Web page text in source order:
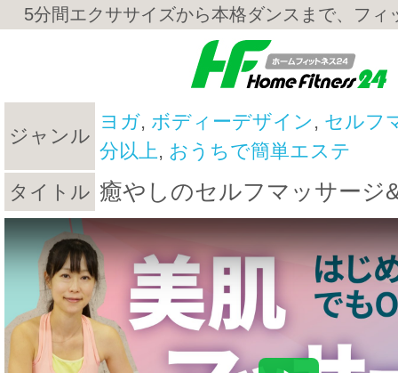
5分間エクササイズから本格ダンスまで、フィ
ジャンル
ヨガ, ボディーデザイン , セルフ
分以上, おうちで簡単エステ
タイトル 癒やしのセルフマッサージ